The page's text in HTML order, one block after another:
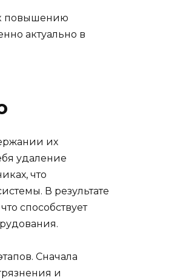
повышению
актуально в
их
удаление
что
В результате
способствует
Сначала
и